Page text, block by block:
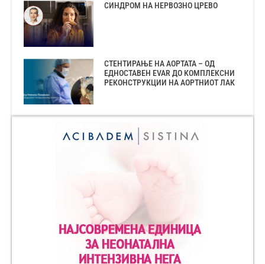
СИНДРОМ НА НЕРВОЗНО ЦРЕВО
СТЕНТИРАЊЕ НА АОРТАТА – ОД
ЕДНОСТАВЕН EVAR ДО КОМПЛЕКСНИ
РЕКОНСТРУКЦИИ НА АОРТНИОТ ЛАК